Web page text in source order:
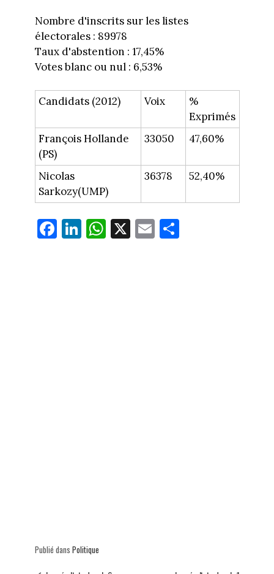
Nombre d'inscrits sur les listes
électorales : 89978
Taux d'abstention : 17,45%
Votes blanc ou nul : 6,53%
Candidats (2012) Voix
%
Exprimés
François Hollande
(PS)
33050 47,60%
Nicolas
Sarkozy(UMP)
36378 52,40%
Fa
ce
Li
nk
W
ha
X E
m
Pa
Publié dans Politique